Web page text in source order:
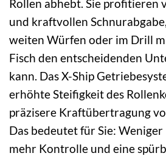
Rollen abhebt. Sie profitieren
und kraftvollen
weiten Würfen oder im Drill
Fisch den entscheidenden
kann. Das X-Ship
erhöhte Steifigkeit des
präzisere Kraftübertragung
Das bedeutet für Sie:
mehr Kontrolle und eine